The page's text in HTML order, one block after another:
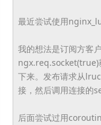
最近尝试使用
我的想法是订阅方客
ngx.req.socket(true)
下来。发布请求从
接，然后调用连接的
后面尝试过用